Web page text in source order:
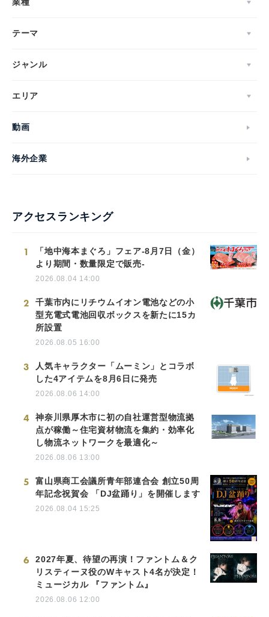
テーマ
ジャンル
エリア
動画
海外企業
アクセスランキング
1
「地中海本まぐろ」フェア-8月7日（金）
より期間・数量限定で販売-
2026.08.04 14:00
2
千葉市内にリチウムイオン電池などの小
型充電式電池回収ボックスを新たに15カ
所設置
2026.08.05 16:00
3
人気キャラクター「ムーミン」とコラボ
した4アイテムを8月6日に発売
2026.08.06 14:00
4
神奈川県厚木市に初の自社運営型物流拠
点が稼働～住宅資材物流を集約・効率化
し物流ネットワークを最適化～
2026.08.06 13:00
5
富山県商工会議所青年部連合会 創立50周
年記念祝賀会 「DJ盆踊り」を開催します
2026.08.04 15:25
6
2027年夏、待望の再演！ファントム＆ク
リスティーヌ役のWキャスト4名が決定！
ミュージカル 『ファントム』
2026.08.06 12:00